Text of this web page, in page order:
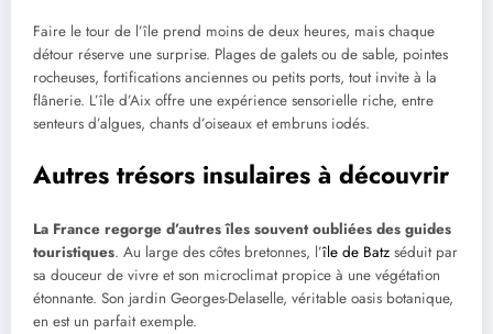
Faire le tour de l’île prend moins de deux heures, mais chaque
détour réserve une surprise. Plages de galets ou de sable, pointes
rocheuses, fortifications anciennes ou petits ports, tout invite à la
flânerie. L’île d’Aix offre une expérience sensorielle riche, entre
senteurs d’algues, chants d’oiseaux et embruns iodés.
Autres trésors insulaires à découvrir
La France regorge d’autres îles souvent oubliées des guides
touristiques. Au large des côtes bretonnes, l’île de Batz séduit par
sa douceur de vivre et son microclimat propice à une végétation
étonnante. Son jardin Georges-Delaselle, véritable oasis botanique,
en est un parfait exemple.